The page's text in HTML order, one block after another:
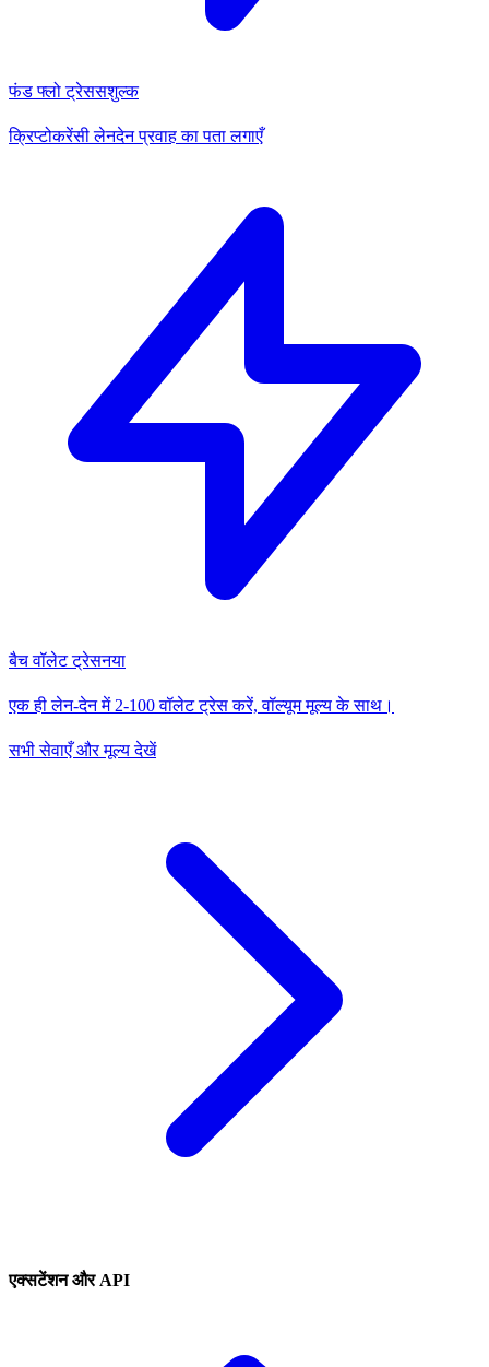
फंड फ्लो ट्रेससशुल्क
क्रिप्टोकरेंसी लेनदेन प्रवाह का पता लगाएँ
बैच वॉलेट ट्रेसनया
एक ही लेन-देन में 2-100 वॉलेट ट्रेस करें, वॉल्यूम मूल्य के साथ।
सभी सेवाएँ और मूल्य देखें
एक्सटेंशन और API